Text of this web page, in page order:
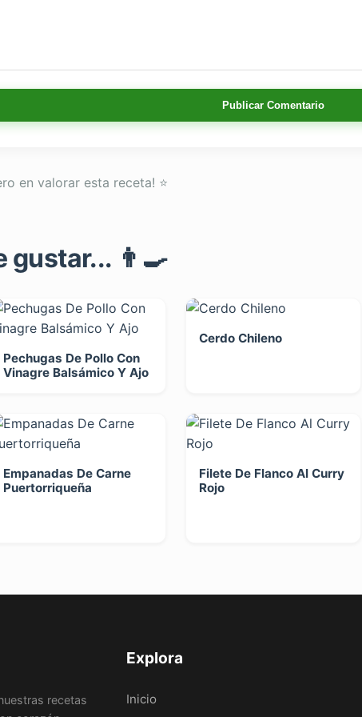
Publicar Comentario
en valorar esta receta! ⭐
gustar... 👨‍🍳
Pechugas De Pollo Con
Vinagre Balsámico Y Ajo
Cerdo Chileno
Empanadas De Carne
Puertorriqueña
Filete De Flanco Al Curry
Rojo
recetas
Explora
Inicio